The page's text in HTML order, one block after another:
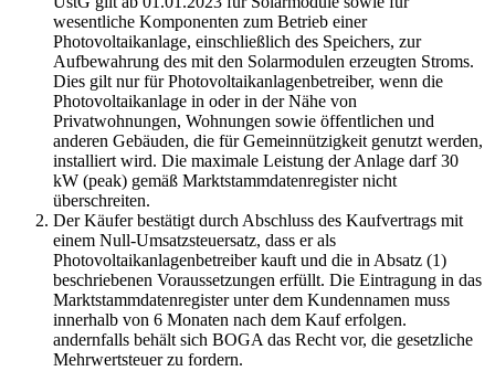
wesentliche Komponenten zum Betrieb einer
Photovoltaikanlage, einschließlich des Speichers, zur
Aufbewahrung des mit den Solarmodulen erzeugten Stroms.
Dies gilt nur für Photovoltaikanlagenbetreiber, wenn die
Photovoltaikanlage in oder in der Nähe von
Privatwohnungen, Wohnungen sowie öffentlichen und
anderen Gebäuden, die für Gemeinnützigkeit genutzt werden,
installiert wird. Die maximale Leistung der Anlage darf 30
kW (peak) gemäß Marktstammdatenregister nicht
überschreiten.
Der Käufer bestätigt durch Abschluss des Kaufvertrags mit
einem Null-Umsatzsteuersatz, dass er als
Photovoltaikanlagenbetreiber kauft und die in Absatz (1)
beschriebenen Voraussetzungen erfüllt. Die Eintragung in das
Marktstammdatenregister unter dem Kundennamen muss
innerhalb von 6 Monaten nach dem Kauf erfolgen.
andernfalls behält sich BOGA das Recht vor, die gesetzliche
Mehrwertsteuer zu fordern.